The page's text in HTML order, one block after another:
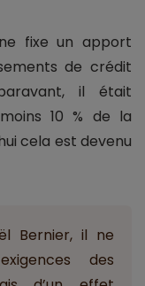
fixe un apport
de crédit
il était
10 % de la
cela est devenu
Bernier, il ne
des